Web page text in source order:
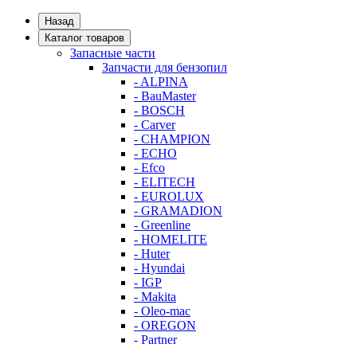
Назад
Каталог товаров
Запасные части
Запчасти для бензопил
- ALPINA
- BauMaster
- BOSCH
- Carver
- CHAMPION
- ECHO
- Efco
- ELITECH
- EUROLUX
- GRAMADION
- Greenline
- HOMELITE
- Huter
- Hyundai
- IGP
- Makita
- Oleo-mac
- OREGON
- Partner